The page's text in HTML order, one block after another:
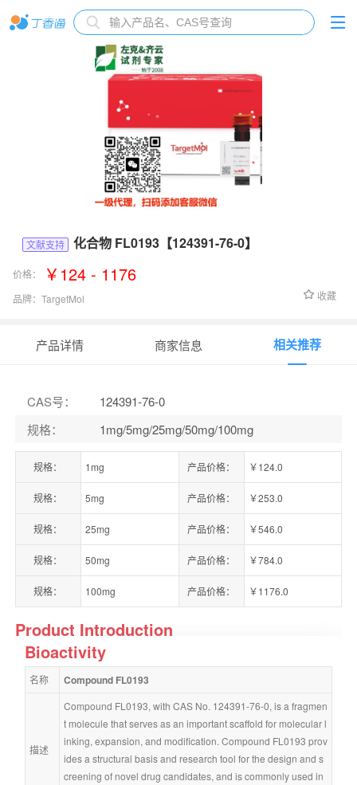
文献支持 化合物 FL0193【124391-76-0】
价格： ￥124 - 1176
品牌： TargetMol 收藏
产品详情 商家信息 相关推荐
CAS号：
124391-76-0
规格： 1mg/5mg/25mg/50mg/100mg
规格： 1mg 产品价格： ￥124.0
规格： 5mg 产品价格： ￥253.0
规格： 25mg 产品价格： ￥546.0
规格： 50mg 产品价格： ￥784.0
规格： 100mg 产品价格： ￥1176.0
Product Introduction
Bioactivity
名称 Compound FL0193
描述
Compound FL0193, with CAS No. 124391-76-0, is a fragmen
t molecule that serves as an important scaffold for molecular l
inking, expansion, and modification. Compound FL0193 prov
ides a structural basis and research tool for the design and s
creening of novel drug candidates, and is commonly used in